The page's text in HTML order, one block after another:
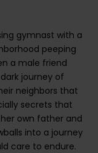
gymnast with a
peeping
a male friend
journey of
neighbors that
secrets that
own father and
into a journey
care to endure.